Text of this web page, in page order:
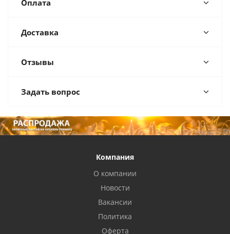
Оплата
Доставка
Отзывы
Задать вопрос
Компания
О компании
Новости
Вакансии
Политика
Оферта